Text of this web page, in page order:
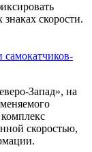
скорости.
самокатчиков-
Запад», на
скоростью,